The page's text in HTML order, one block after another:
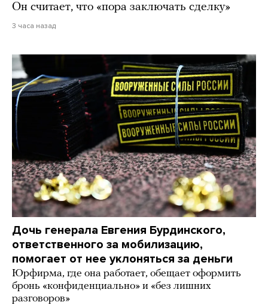
Он считает, что «пора заключать сделку»
3 часа назад
Дочь генерала Евгения Бурдинского,
ответственного за мобилизацию,
помогает от нее уклоняться за деньги
Юрфирма, где она работает, обещает оформить
бронь «конфиденциально» и «без лишних
разговоров»